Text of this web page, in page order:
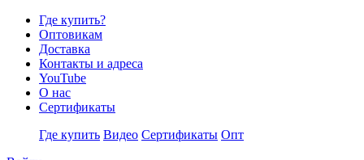
Где купить?
Оптовикам
Доставка
Контакты и адреса
YouTube
О нас
Сертификаты
Где купить Видео Сертификаты Опт